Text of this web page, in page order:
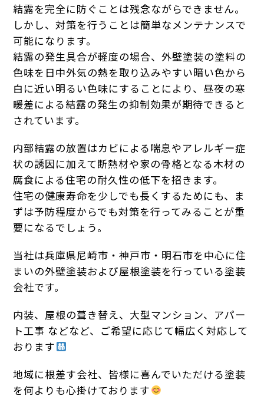
結露を完全に防ぐことは残念ながらできません。
しかし、対策を行うことは簡単なメンテナンスで
可能になります。
結露の発生具合が軽度の場合、外壁塗装の塗料の
色味を日中外気の熱を取り込みやすい暗い色から
白に近い明るい色味にすることにより、昼夜の寒
暖差による結露の発生の抑制効果が期待できると
されています。
内部結露の放置はカビによる喘息やアレルギー症
状の誘因に加えて断熱材や家の骨格となる木材の
腐食による住宅の耐久性の低下を招きます。
住宅の健康寿命を少しでも長くするためにも、ま
ずは予防程度からでも対策を行ってみることが重
要になるでしょう。
当社は兵庫県尼崎市・神戸市・明石市を中心に住
まいの外壁塗装および屋根塗装を行っている塗装
会社です。
内装、屋根の葺き替え、大型マンション、アパー
ト工事 などなど、ご希望に応じて幅広く対応して
おります
地域に根差す会社、皆様に喜んでいただける塗装
を何よりも心掛けております